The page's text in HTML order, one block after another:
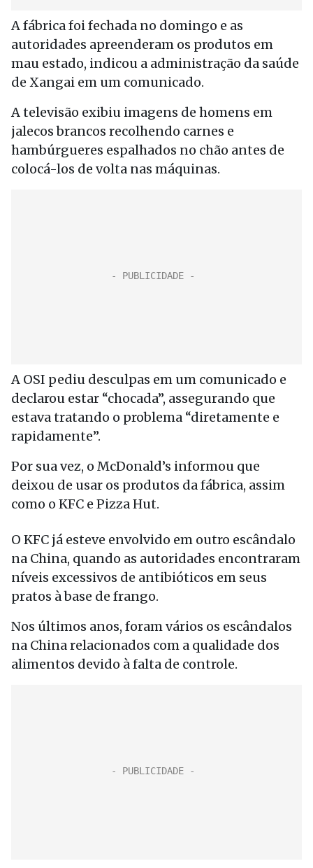
A fábrica foi fechada no domingo e as
autoridades apreenderam os produtos em
mau estado, indicou a administração da saúde
de Xangai em um comunicado.
A televisão exibiu imagens de homens em
jalecos brancos recolhendo carnes e
hambúrgueres espalhados no chão antes de
colocá-los de volta nas máquinas.
A OSI pediu desculpas em um comunicado e
declarou estar “chocada”, assegurando que
estava tratando o problema “diretamente e
rapidamente”.
Por sua vez, o McDonald’s informou que
deixou de usar os produtos da fábrica, assim
como o KFC e Pizza Hut.
O KFC já esteve envolvido em outro escândalo
na China, quando as autoridades encontraram
níveis excessivos de antibióticos em seus
pratos à base de frango.
Nos últimos anos, foram vários os escândalos
na China relacionados com a qualidade dos
alimentos devido à falta de controle.